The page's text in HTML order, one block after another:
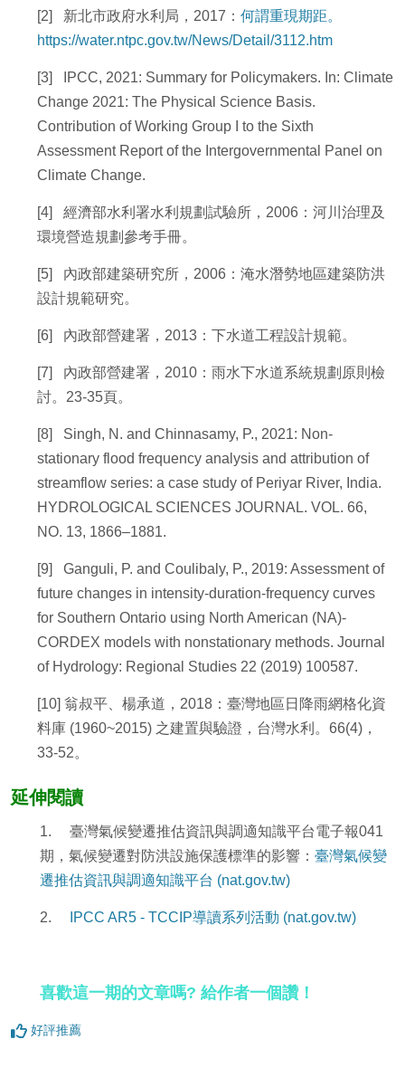
[2] 新北市政府水利局，2017：何謂重現期距。
https://water.ntpc.gov.tw/News/Detail/3112.htm
[3] IPCC, 2021: Summary for Policymakers. In: Climate
Change 2021: The Physical Science Basis.
Contribution of Working Group I to the Sixth
Assessment Report of the Intergovernmental Panel on
Climate Change.
[4] 經濟部水利署水利規劃試驗所，2006：河川治理及
環境營造規劃參考手冊。
[5] 內政部建築研究所，2006：淹水潛勢地區建築防洪
設計規範研究。
[6] 內政部營建署，2013：下水道工程設計規範。
[7] 內政部營建署，2010：雨水下水道系統規劃原則檢
討。23-35頁。
[8] Singh, N. and Chinnasamy, P., 2021: Non-
stationary flood frequency analysis and attribution of
streamflow series: a case study of Periyar River, India.
HYDROLOGICAL SCIENCES JOURNAL. VOL. 66,
NO. 13, 1866–1881.
[9] Ganguli, P. and Coulibaly, P., 2019: Assessment of
future changes in intensity-duration-frequency curves
for Southern Ontario using North American (NA)-
CORDEX models with nonstationary methods. Journal
of Hydrology: Regional Studies 22 (2019) 100587.
[10] 翁叔平、楊承道，2018：臺灣地區日降雨網格化資
料庫 (1960~2015) 之建置與驗證，台灣水利。66(4)，
33-52。
延伸閱讀
1. 臺灣氣候變遷推估資訊與調適知識平台電子報041
期，氣候變遷對防洪設施保護標準的影響：臺灣氣候變
遷推估資訊與調適知識平台 (nat.gov.tw)
2. IPCC AR5 - TCCIP導讀系列活動 (nat.gov.tw)
喜歡這一期的文章嗎? 給作者一個讚！
好評推薦